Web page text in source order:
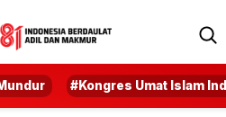
#Kongres Umat Islam